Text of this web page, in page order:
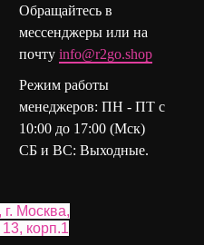
Обращайтесь в
мессенджеры или на
почту info@r2go.shop
Режим работы
менеджеров: ПН - ПТ с
10:00 до 17:00 (Мск)
СБ и ВС: Выходные.
Москва,
корп.1